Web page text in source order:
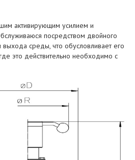
активирующим усилием и
посредством двойного
среды, что обусловливает его
это действительно необходимо с